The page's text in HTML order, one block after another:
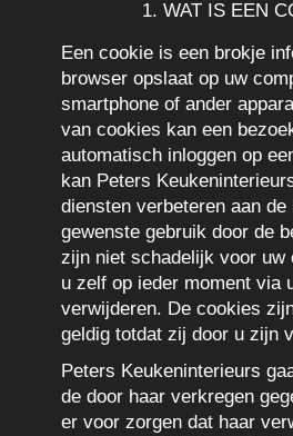
1. WAT IS EEN
Een cookie is een brokje
browser opslaat op uw
smartphone of ander
van cookies kan een
automatisch inloggen op
kan Peters
diensten verbeteren aan de
gewenste gebruik door de
zijn niet schadelijk voor uw
u zelf op ieder moment via
verwijderen. De cookies
geldig totdat zij door u zijn
Peters Keukeninterieurs
de door haar verkregen
er voor zorgen dat haar